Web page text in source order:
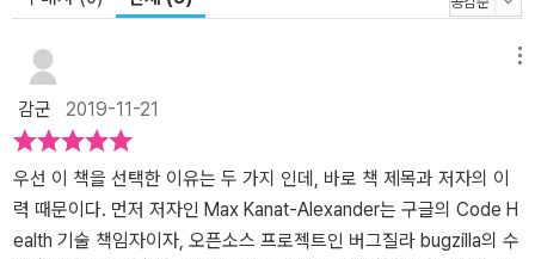
감군 2019-11-21
우선 이 책을 선택한 이유는 두 가지 인데, 바로 책 제목과 저자의 이
력 때문이다. 먼저 저자인 Max Kanat-Alexander는 구글의 Code H
ealth 기술 책임자이자, 오픈소스 프로젝트인 버그질라 bugzilla의 수